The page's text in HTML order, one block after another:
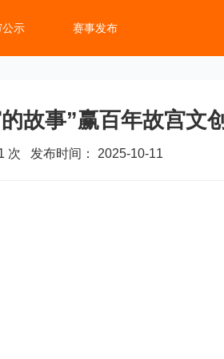
公示 赛事发布
故事”赢百年故宫文
次 发布时间： 2025-10-11